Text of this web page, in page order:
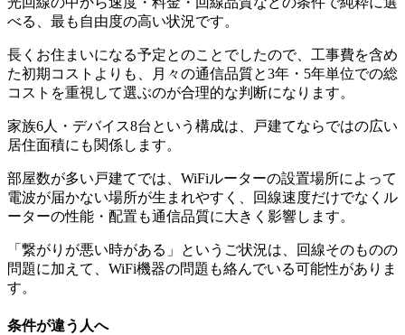
べる、最も自由度の高い状況です。
長くお住まいになる予定とのことでしたので、工事費を含め
た初期コストよりも、月々の通信品質と3年・5年単位での総
コストを重視して選ぶのが合理的な判断になります。
家族6人・デバイス8台という構成は、戸建てならではの広い
居住面積にも関係します。
部屋数が多い戸建てでは、WiFiルーターの設置場所によって
電波が届かない場所が生まれやすく、回線速度だけでなくル
ーターの性能・配置も通信品質に大きく影響します。
「繋がりが悪い時がある」というご状況は、回線そのものの
問題に加えて、WiFi機器の問題も絡んでいる可能性がありま
す。
条件が違う人へ